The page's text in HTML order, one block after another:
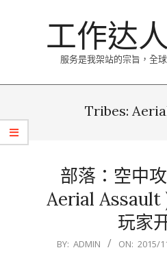
工作达
服务是我架站的宗旨，全
Menu
Tribes:
部落：空中
Aerial Assault
玩家
2015-
BY: ADMIN ON: 2015/